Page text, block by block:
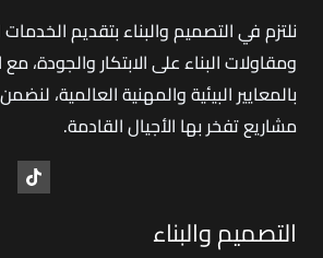
نلتزم في التصميم والبناء بتقديم
ومقاولات البناء على الابتكار والجودة، مع
بالمعايير البيئية والمهنية العالمية،
مشاريع تفخر بها الأجيال القادمة.
التصميم والبناء